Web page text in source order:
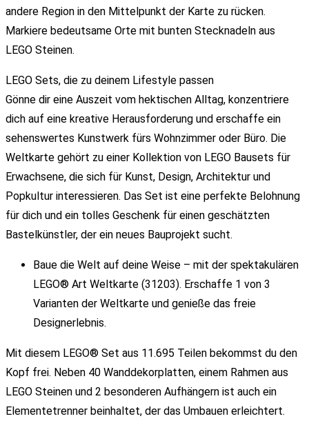
andere Region in den Mittelpunkt der Karte zu rücken.
Markiere bedeutsame Orte mit bunten Stecknadeln aus
LEGO Steinen.
LEGO Sets, die zu deinem Lifestyle passen
Gönne dir eine Auszeit vom hektischen Alltag, konzentriere
dich auf eine kreative Herausforderung und erschaffe ein
sehenswertes Kunstwerk fürs Wohnzimmer oder Büro. Die
Weltkarte gehört zu einer Kollektion von LEGO Bausets für
Erwachsene, die sich für Kunst, Design, Architektur und
Popkultur interessieren. Das Set ist eine perfekte Belohnung
für dich und ein tolles Geschenk für einen geschätzten
Bastelkünstler, der ein neues Bauprojekt sucht.
Baue die Welt auf deine Weise – mit der spektakulären
LEGO® Art Weltkarte (31203). Erschaffe 1 von 3
Varianten der Weltkarte und genieße das freie
Designerlebnis.
Mit diesem LEGO® Set aus 11.695 Teilen bekommst du den
Kopf frei. Neben 40 Wanddekorplatten, einem Rahmen aus
LEGO Steinen und 2 besonderen Aufhängern ist auch ein
Elementetrenner beinhaltet, der das Umbauen erleichtert.